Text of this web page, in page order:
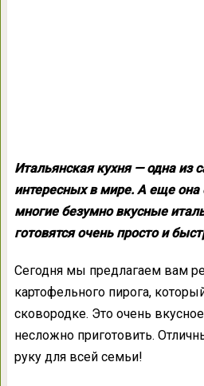
Итальянская кухня — одна из
интересных в мире. А еще она
многие безумно вкусные
готовятся очень просто и
Сегодня мы предлагаем вам
картофельного пирога,
сковородке. Это очень
несложно приготовить.
руку для всей семьи!